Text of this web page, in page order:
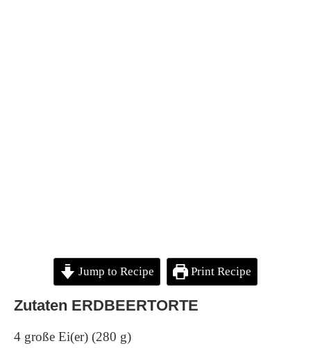
Jump to Recipe Print Recipe
Zutaten ERDBEERTORTE
4 große Ei(er) (280 g)